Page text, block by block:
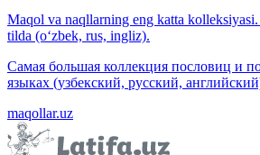
Maqol va naqllarning eng katta
tilda (o‘zbek, rus, ingliz).
Самая большая коллекция пословиц и
языках (узбекский, русский,
maqollar.uz